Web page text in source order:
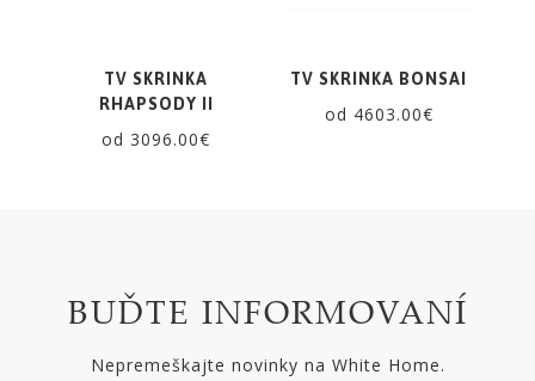
TV SKRINKA
RHAPSODY II
od 3096.00€
TV SKRINKA BONSAI
od 4603.00€
BUĎTE INFORMOVANÍ
Nepremeškajte novinky na White Home.